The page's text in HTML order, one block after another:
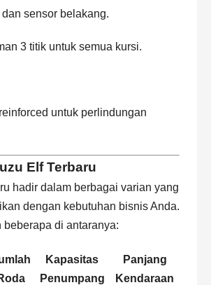
sensor belakang.
3 titik untuk semua kursi.
untuk perlindungan
Elf Terbaru
hadir dalam berbagai varian yang
dengan kebutuhan bisnis Anda.
beberapa di antaranya:
Kapasitas
Penumpang
Panjang
Kendaraan